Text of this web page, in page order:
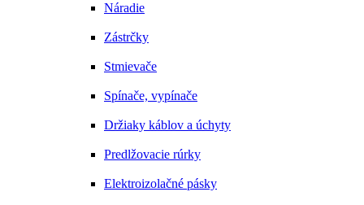
Náradie
Zástrčky
Stmievače
Spínače, vypínače
Držiaky káblov a úchyty
Predlžovacie rúrky
Elektroizolačné pásky